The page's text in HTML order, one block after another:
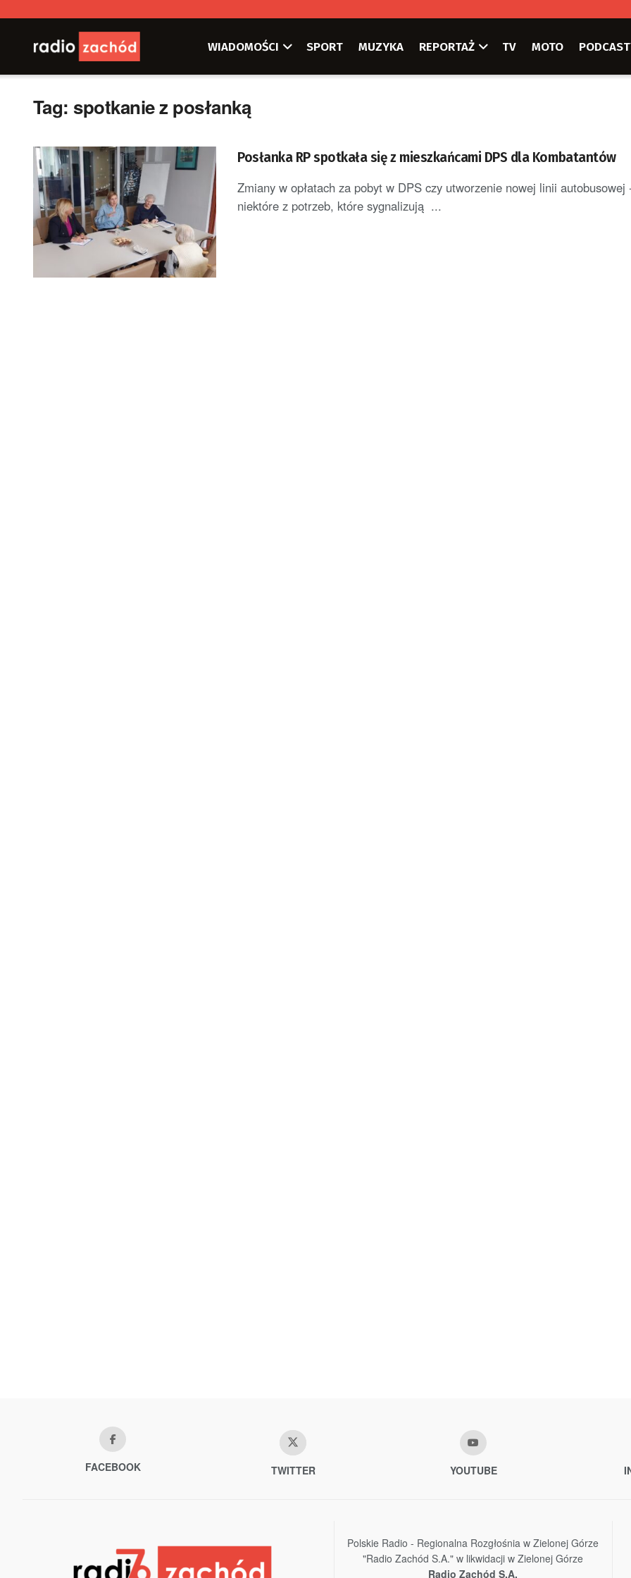
WIADOMOŚCI SPORT MUZYKA REPORTAŻ TV MOTO
Tag: spotkanie z posłanką
Posłanka RP spotkała się z mieszkańcami DPS dla Kombatantów
Zmiany w opłatach za pobyt w DPS czy utworzenie nowej linii autobusowej
niektóre z potrzeb, które sygnalizują ...
FACEBOOK TWITTER YOUTUBE
Polskie Radio - Regionalna Rozgłośnia w Zielonej Górze
"Radio Zachód S.A." w likwidacji w Zielonej Górze
Radio Zachód S.A.